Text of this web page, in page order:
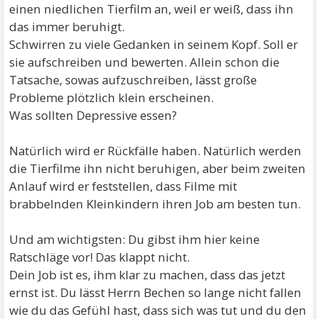
einen niedlichen Tierfilm an, weil er weiß, dass ihn
das immer beruhigt.
Schwirren zu viele Gedanken in seinem Kopf. Soll er
sie aufschreiben und bewerten. Allein schon die
Tatsache, sowas aufzuschreiben, lässt große
Probleme plötzlich klein erscheinen.
Was sollten Depressive essen?
Natürlich wird er Rückfälle haben. Natürlich werden
die Tierfilme ihn nicht beruhigen, aber beim zweiten
Anlauf wird er feststellen, dass Filme mit
brabbelnden Kleinkindern ihren Job am besten tun.
Und am wichtigsten: Du gibst ihm hier keine
Ratschläge vor! Das klappt nicht.
Dein Job ist es, ihm klar zu machen, dass das jetzt
ernst ist. Du lässt Herrn Bechen so lange nicht fallen
wie du das Gefühl hast, dass sich was tut und du den